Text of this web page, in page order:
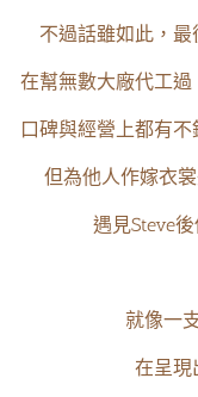
不過話雖如此，最
在幫無數大廠代工過
口碑與經營上都有
但為他人作嫁衣
遇見Steve
就像一
在呈現